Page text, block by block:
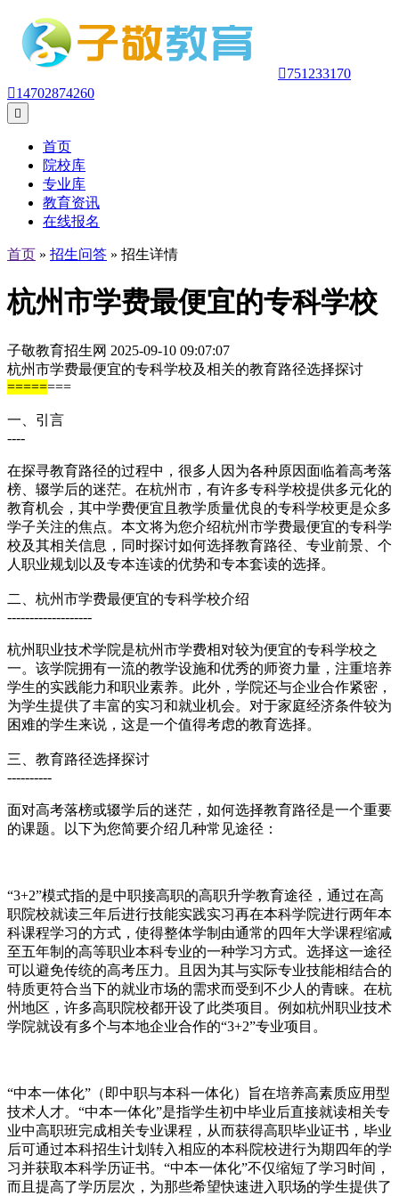
751233170
14702874260

首页
院校库
专业库
教育资讯
在线报名
首页 » 招生问答 » 招生详情
杭州市学费最便宜的专科学校
子敬教育招生网 2025-09-10 09:07:07
杭州市学费最便宜的专科学校及相关的教育路径选择探讨
========
一、引言
----
在探寻教育路径的过程中，很多人因为各种原因面临着高考落
榜、辍学后的迷茫。在杭州市，有许多专科学校提供多元化的
教育机会，其中学费便宜且教学质量优良的专科学校更是众多
学子关注的焦点。本文将为您介绍杭州市学费最便宜的专科学
校及其相关信息，同时探讨如何选择教育路径、专业前景、个
人职业规划以及专本连读的优势和专本套读的选择。
二、杭州市学费最便宜的专科学校介绍
-------------------
杭州职业技术学院是杭州市学费相对较为便宜的专科学校之
一。该学院拥有一流的教学设施和优秀的师资力量，注重培养
学生的实践能力和职业素养。此外，学院还与企业合作紧密，
为学生提供了丰富的实习和就业机会。对于家庭经济条件较为
困难的学生来说，这是一个值得考虑的教育选择。
三、教育路径选择探讨
----------
面对高考落榜或辍学后的迷茫，如何选择教育路径是一个重要
的课题。以下为您简要介绍几种常见途径：
“3+2”模式指的是中职接高职的高职升学教育途径，通过在高
职院校就读三年后进行技能实践实习再在本科学院进行两年本
科课程学习的方式，使得整体学制由通常的四年大学课程缩减
至五年制的高等职业本科专业的一种学习方式。选择这一途径
可以避免传统的高考压力。且因为其与实际专业技能相结合的
特质更符合当下的就业市场的需求而受到不少人的青睐。在杭
州地区，许多高职院校都开设了此类项目。例如杭州职业技术
学院就设有多个与本地企业合作的“3+2”专业项目。
“中本一体化”（即中职与本科一体化）旨在培养高素质应用型
技术人才。“中本一体化”是指学生初中毕业后直接就读相关专
业中高职班完成相关专业课程，从而获得高职毕业证书，毕业
后可通过本科招生计划转入相应的本科院校进行为期四年的学
习并获取本科学历证书。“中本一体化”不仅缩短了学习时间，
而且提高了学历层次，为那些希望快速进入职场的学生提供了